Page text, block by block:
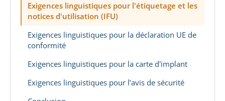
Exigences linguistiques pour l'étiquetage et les
notices d'utilisation (IFU)
Exigences linguistiques pour la déclaration UE de
conformité
Exigences linguistiques pour la carte d'implant
Exigences linguistiques pour l’avis de sécurité